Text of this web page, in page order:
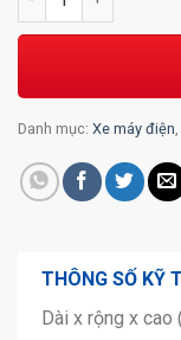
Danh mục: Xe máy điện,
THÔNG SỐ KỸ
Dài x rộng x